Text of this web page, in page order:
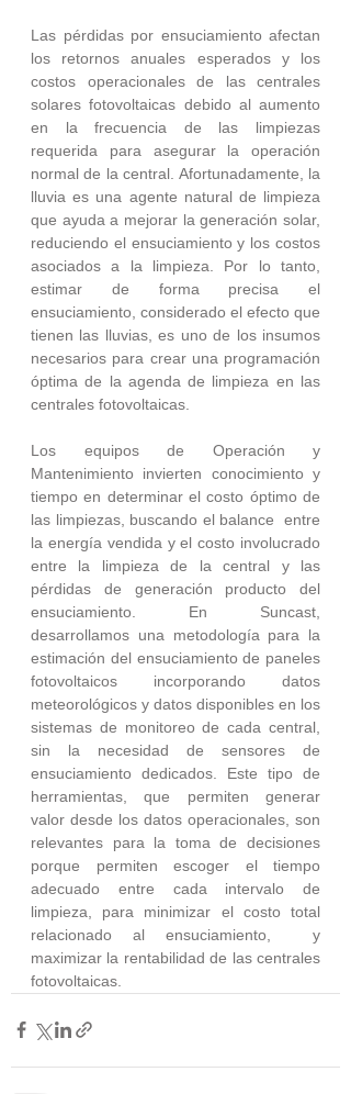
Las pérdidas por ensuciamiento afectan
los retornos anuales esperados y los
costos operacionales de las centrales
solares fotovoltaicas debido al aumento
en la frecuencia de las limpiezas
requerida para asegurar la operación
normal de la central. Afortunadamente, la
lluvia es una agente natural de limpieza
que ayuda a mejorar la generación solar,
reduciendo el ensuciamiento y los costos
asociados a la limpieza. Por lo tanto,
estimar de forma precisa el
ensuciamiento, considerado el efecto que
tienen las lluvias, es uno de los insumos
necesarios para crear una programación
óptima de la agenda de limpieza en las
centrales fotovoltaicas.
Los equipos de Operación y
Mantenimiento invierten conocimiento y
tiempo en determinar el costo óptimo de
las limpiezas, buscando el balance  entre
la energía vendida y el costo involucrado
entre la limpieza de la central y las
pérdidas de generación producto del
ensuciamiento. En Suncast,
desarrollamos una metodología para la
estimación del ensuciamiento de paneles
fotovoltaicos incorporando datos
meteorológicos y datos disponibles en los
sistemas de monitoreo de cada central,
sin la necesidad de sensores de
ensuciamiento dedicados. Este tipo de
herramientas, que permiten generar
valor desde los datos operacionales, son
relevantes para la toma de decisiones
porque permiten escoger el tiempo
adecuado entre cada intervalo de
limpieza, para minimizar el costo total
relacionado al ensuciamiento,  y
maximizar la rentabilidad de las centrales
fotovoltaicas.